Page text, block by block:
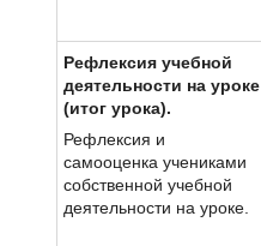
Рефлексия учебной
деятельности на уроке
(итог урока).
Рефлексия и
самооценка учениками
собственной учебной
деятельности на уроке.